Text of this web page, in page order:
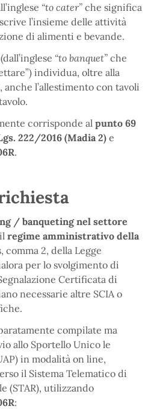
“to cater” che significa
l’insieme delle attività
di alimenti e bevande.
(dall’inglese “to banquet” che
individua, oltre alla
l’allestimento con tavoli
corrisponde al punto 69
222/2016 (Madia 2) e
.
/ banqueting nel settore
regime amministrativo della
comma 2, della Legge
per lo svolgimento di
Certificata di
necessarie altre SCIA o
compilate ma
allo Sportello Unico le
in modalità on line,
il Sistema Telematico di
(STAR), utilizzando
: